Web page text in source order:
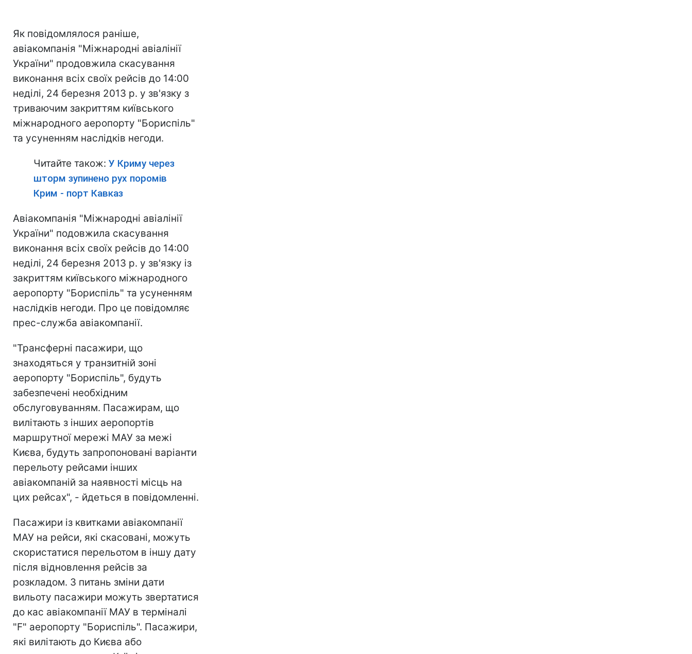
Як повідомлялося раніше,
авіакомпанія "Міжнародні авіалінії
України" продовжила скасування
виконання всіх своїх рейсів до 14:00
неділі, 24 березня 2013 р. у зв'язку з
триваючим закриттям київського
міжнародного аеропорту "Бориспіль"
та усуненням наслідків негоди.
Читайте також: У Криму через
шторм зупинено рух поромів
Крим - порт Кавказ
Авіакомпанія "Міжнародні авіалінії
України" подовжила скасування
виконання всіх своїх рейсів до 14:00
неділі, 24 березня 2013 р. у зв'язку із
закриттям київського міжнародного
аеропорту "Бориспіль" та усуненням
наслідків негоди. Про це повідомляє
прес-служба авіакомпанії.
"Трансферні пасажири, що
знаходяться у транзитній зоні
аеропорту "Бориспіль", будуть
забезпечені необхідним
обслуговуванням. Пасажирам, що
вилітають з інших аеропортів
маршрутної мережі МАУ за межі
Києва, будуть запропоновані варіанти
перельоту рейсами інших
авіакомпаній за наявності місць на
цих рейсах", - йдеться в повідомленні.
Пасажири із квитками авіакомпанії
МАУ на рейси, які скасовані, можуть
скористатися перельотом в іншу дату
після відновлення рейсів за
розкладом. З питань зміни дати
вильоту пасажири можуть звертатися
до кас авіакомпанії МАУ в терміналі
"F" аеропорту "Бориспіль". Пасажири,
які вилітають до Києва або